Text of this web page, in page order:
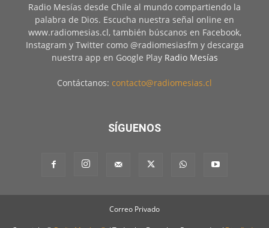
Radio Mesías desde Chile al mundo compartiendo la
palabra de Dios. Escucha nuestra señal online en
www.radiomesias.cl, también búscanos en Facebook,
Instagram y Twitter como @radiomesiasfm y descarga
nuestra app en Google Play Radio Mesías
Contáctanos: contacto@radiomesias.cl
SÍGUENOS
Correo Privado